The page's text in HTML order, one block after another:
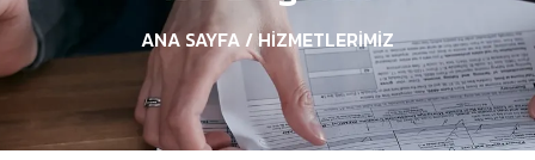
ANA SAYFA / HIZMETLERIMIZ